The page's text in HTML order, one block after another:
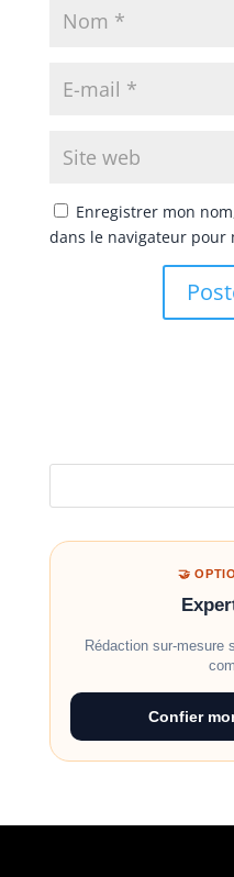
Enregistrer mon
dans le navigateur pour
🤝
Rédaction sur-mesure
Confier